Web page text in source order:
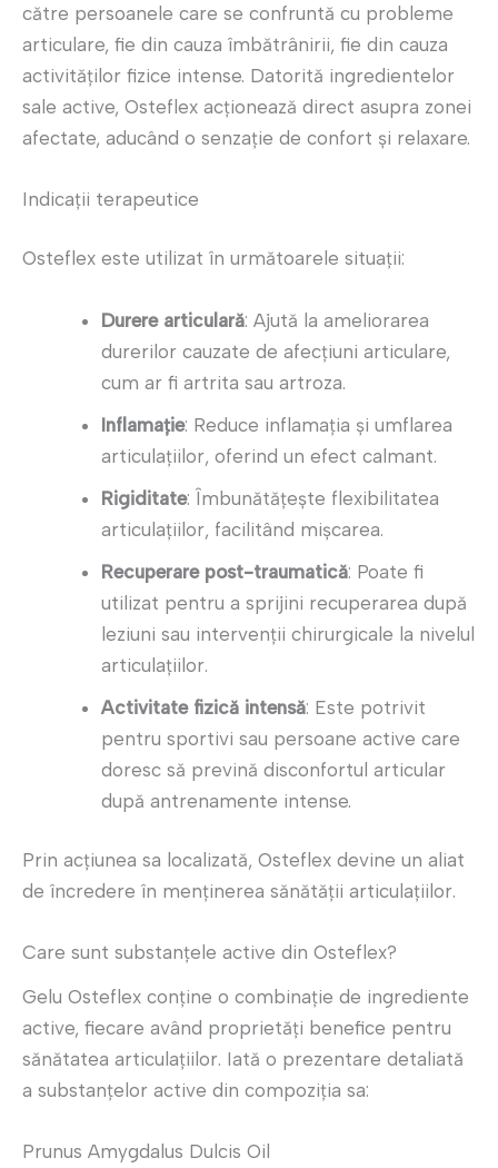
către persoanele care se confruntă cu probleme
articulare, fie din cauza îmbătrânirii, fie din cauza
activităților fizice intense. Datorită ingredientelor
sale active, Osteflex acționează direct asupra zonei
afectate, aducând o senzație de confort și relaxare.
Indicații terapeutice
Osteflex este utilizat în următoarele situații:
Durere articulară: Ajută la ameliorarea
durerilor cauzate de afecțiuni articulare,
cum ar fi artrita sau artroza.
Inflamație: Reduce inflamația și umflarea
articulațiilor, oferind un efect calmant.
Rigiditate: Îmbunătățește flexibilitatea
articulațiilor, facilitând mișcarea.
Recuperare post-traumatică: Poate fi
utilizat pentru a sprijini recuperarea după
leziuni sau intervenții chirurgicale la nivelul
articulațiilor.
Activitate fizică intensă: Este potrivit
pentru sportivi sau persoane active care
doresc să prevină disconfortul articular
după antrenamente intense.
Prin acțiunea sa localizată, Osteflex devine un aliat
de încredere în menținerea sănătății articulațiilor.
Care sunt substanțele active din Osteflex?
Gelu Osteflex conține o combinație de ingrediente
active, fiecare având proprietăți benefice pentru
sănătatea articulațiilor. Iată o prezentare detaliată
a substanțelor active din compoziția sa:
Prunus Amygdalus Dulcis Oil